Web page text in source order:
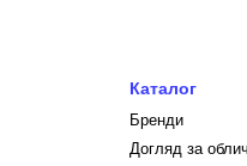
Каталог
Бренди
Догляд за